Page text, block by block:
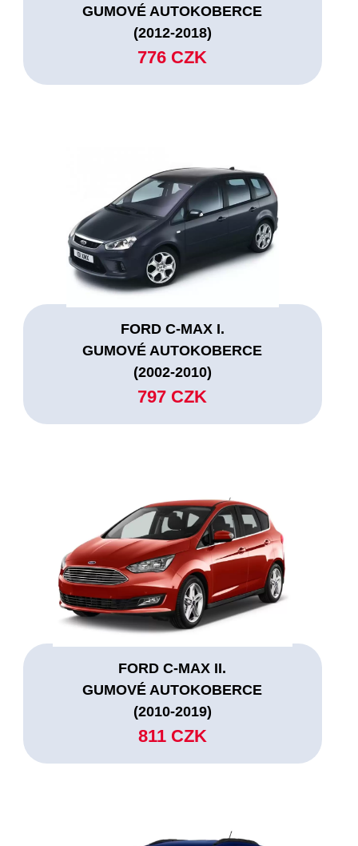
GUMOVÉ AUTOKOBERCE
(2012-2018)
776 CZK
FORD C-MAX I.
GUMOVÉ AUTOKOBERCE
(2002-2010)
797 CZK
FORD C-MAX II.
GUMOVÉ AUTOKOBERCE
(2010-2019)
811 CZK